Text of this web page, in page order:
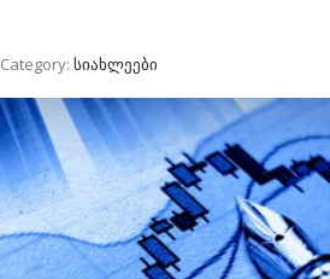
Category: სიახლეები